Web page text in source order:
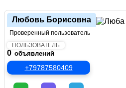
Любовь Борисовна
Проверенный пользователь
ПОЛЬЗОВАТЕЛЬ
0 объявлений
+79787580409